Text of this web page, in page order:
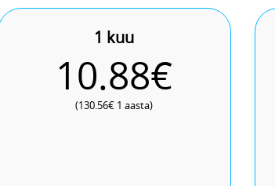
1 kuu
10.88€
(130.56€ 1 aasta)